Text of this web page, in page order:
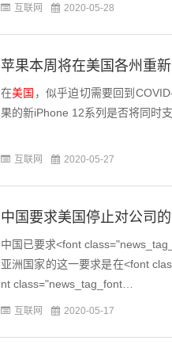
互联网 2020-05-28
苹果本周将在美国各州重
在美国 ，似乎迫切需要回到
果的新iPhone 12系列是否将同时
互联网 2020-05-27
中国要求美国停止对公司
中国已要求<font
亚洲国家的这一要求是在<font
nt class="news_tag_font…
互联网 2020-05-17